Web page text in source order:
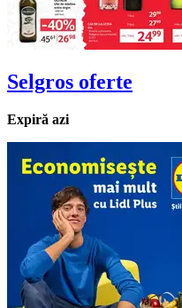
Selgros oferte
Expiră azi